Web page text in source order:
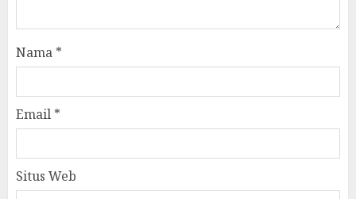
Nama *
Email *
Situs Web